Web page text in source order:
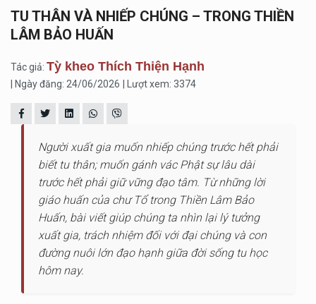
TU THÂN VÀ NHIẾP CHÚNG – TRONG THIỀN
LÂM BẢO HUẤN
Tác giả: Tỳ kheo Thích Thiện Hạnh
| Ngày đăng: 24/06/2026 | Lượt xem: 3374
Người xuất gia muốn nhiếp chúng trước hết phải
biết tu thân; muốn gánh vác Phật sự lâu dài
trước hết phải giữ vững đạo tâm. Từ những lời
giáo huấn của chư Tổ trong Thiền Lâm Bảo
Huấn, bài viết giúp chúng ta nhìn lại lý tưởng
xuất gia, trách nhiệm đối với đại chúng và con
đường nuôi lớn đạo hạnh giữa đời sống tu học
hôm nay.